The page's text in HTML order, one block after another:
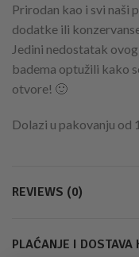
Prirodan kao i svi naši
dodatke ili
Jedini nedostatak
badema optužili kako
otvore! 🙂
Dolazi u pakovanju od
REVIEWS (0)
PLAĆANJE I DOSTAVA